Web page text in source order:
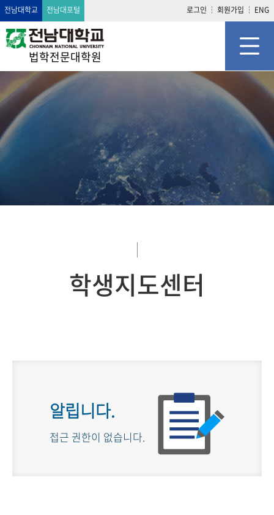
전남대학교 전남대포털 로그인 회원가입 ENG
법학전문대학원
학생지도센터
알립니다.
접근 권한이 없습니다.